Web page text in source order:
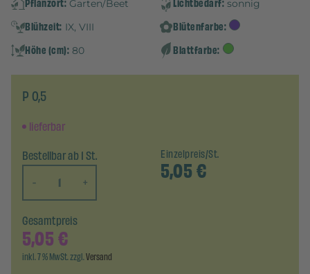
Pflanzort: Garten/Beet Lichtbedarf: sonnig
Blühzeit: IX, VIII
Blütenfarbe:
Höhe (cm): 80 Blattfarbe:
P 0,5
lieferbar
Bestellbar ab 1 St.
-
+
Einzelpreis/St.
5,05€
Gesamtpreis
5,05€
inkl. 7 % MwSt. zzgl.Versand